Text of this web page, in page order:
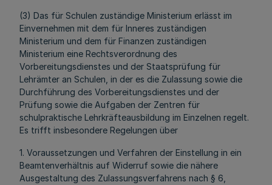
(3) Das für Schulen zuständige Ministerium erlässt im
Einvernehmen mit dem für Inneres zuständigen
Ministerium und dem für Finanzen zuständigen
Ministerium eine Rechtsverordnung des
Vorbereitungsdienstes und der Staatsprüfung für
Lehrämter an Schulen, in der es die Zulassung sowie die
Durchführung des Vorbereitungsdienstes und der
Prüfung sowie die Aufgaben der Zentren für
schulpraktische Lehrkräfteausbildung im Einzelnen regelt.
Es trifft insbesondere Regelungen über
1. Voraussetzungen und Verfahren der Einstellung in ein
Beamtenverhältnis auf Widerruf sowie die nähere
Ausgestaltung des Zulassungsverfahrens nach § 6,